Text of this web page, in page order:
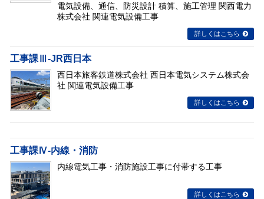
電気設備、通信、防災設計 積算、施工管理 関西電力
株式会社 関連電気設備工事
詳しくはこちら
工事課Ⅲ-JR西日本
西日本旅客鉄道株式会社 西日本電気システム株式会
社 関連電気設備工事
詳しくはこちら
工事課Ⅳ-内線・消防
内線電気工事・消防施設工事に付帯する工事
詳しくはこちら